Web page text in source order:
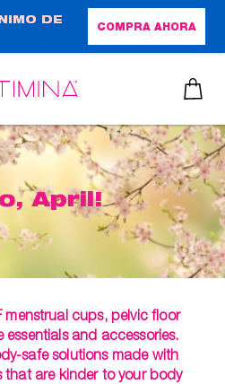
DE
COMPRA AHORA
April!
menstrual cups, pelvic floor
and accessories.
safe solutions made with
that are kinder to your body